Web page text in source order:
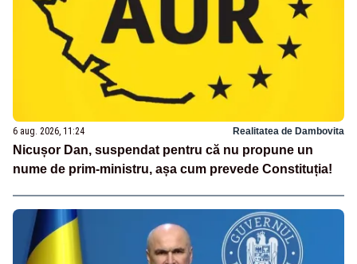
6 aug. 2026, 11:24 Realitatea de Dambovita
Nicușor Dan, suspendat pentru că nu propune un
nume de prim-ministru, așa cum prevede Constituția!